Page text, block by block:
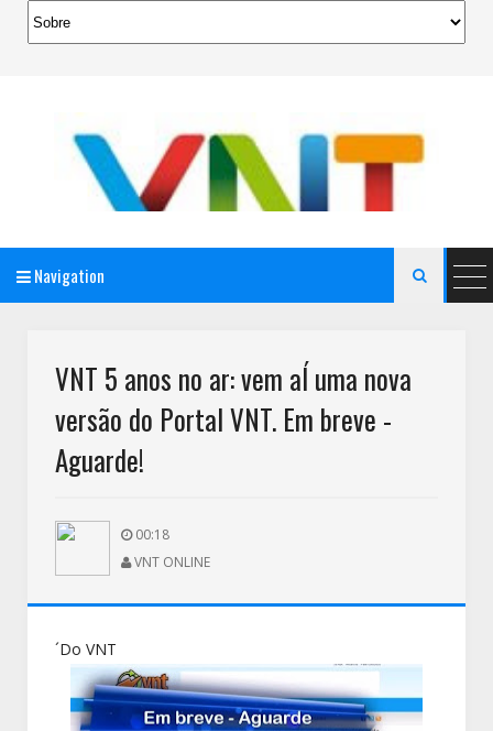
Navigation 
VNT 5 anos no ar: vem aÍ uma nova
versão do Portal VNT. Em breve -
Aguarde!
00:18
VNT ONLINE
´Do VNT